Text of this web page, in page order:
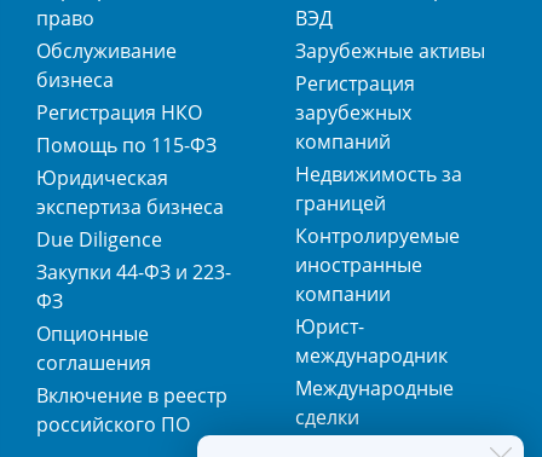
право
Обслуживание
бизнеса
Регистрация НКО
Помощь по 115-ФЗ
Юридическая
экспертиза бизнеса
Due Diligence
Закупки 44-ФЗ и 223-
ФЗ
Опционные
соглашения
Включение в реестр
российского ПО
ВЭД
Зарубежные активы
Регистрация
зарубежных
компаний
Недвижимость за
границей
Контролируемые
иностранные
компании
Юрист-
международник
Международные
сделки